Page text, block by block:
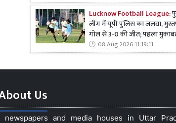
Lucknow Football League:
लीग में यूपी पुलिस का जलवा,
गोल से 3-0 की जीत; पहला
08 Aug 2026 11:19:11
Us
and media houses in Uttar